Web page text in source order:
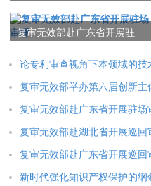
复审无效部赴广东省开展驻
论专利审查视角下本领域的技
复审无效部举办第六届创新主
复审无效部赴广东省开展驻场
复审无效部赴湖北省开展巡回
复审无效部赴广东省开展巡回
新时代强化知识产权保护的纲